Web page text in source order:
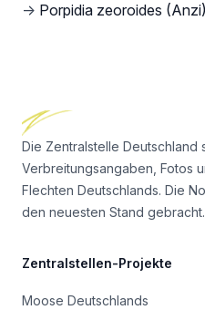
→ Porpidia zeoroides
Die Zentralstelle Deutschland
Verbreitungsangaben, Fotos
Flechten Deutschlands. Die
den neuesten Stand gebracht.
Zentralstellen-Projekte
Moose Deutschlands